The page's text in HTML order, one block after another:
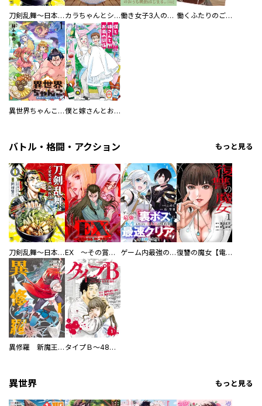
刀剣乱舞～日本号つれづれ酒～ カラちゃんとシトーさんと、 【分冊版】 働き女子3人のおうち晩酌 働くふたりのごほうび飯
異世界ちゃんこ～横綱目前に召喚されたんだが～ 【連載版】 僕と嫁さんとお酒の関係
バトル・格闘・アクション もっと見る
刀剣乱舞～日本号つれづれ酒～ EX ～その賞金稼ぎは、世界の出口を探す～【単行本版】 ゲーム内最強の『裏ボス』に転生したので、主人公の代わりに最速クリアを目指します！【電子単行本版】 復讐の魔女【電子単行本版】
異修羅 新魔王戦争 タイプＢ～48時間後、致死率100％～【単話】
異世界 もっと見る